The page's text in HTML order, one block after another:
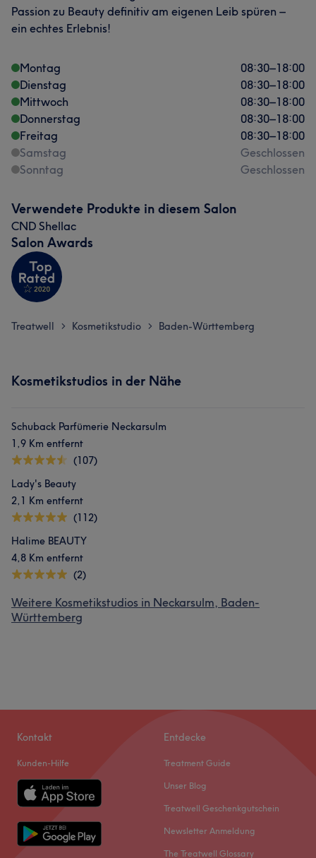
Passion zu Beauty definitiv am eigenen Leib spüren –
ein echtes Erlebnis!
Montag 08:30–18:00
Dienstag
08:30–18:00
Mittwoch
08:30–18:00
Donnerstag
08:30–18:00
Freitag
08:30–18:00
Samstag
Geschlossen
Sonntag
Geschlossen
Verwendete Produkte in diesem Salon
CND Shellac
Salon Awards
Treatwell > Kosmetikstudio > Baden-Württemberg
Kosmetikstudios in der Nähe
Schuback Parfümerie Neckarsulm
1,9 Km entfernt
(107)
Lady's Beauty
2,1 Km entfernt
(112)
Halime BEAUTY
4,8 Km entfernt
(2)
Weitere Kosmetikstudios in Neckarsulm, Baden-
Württemberg
Kontakt
Kunden-Hilfe
Entdecke
Treatment Guide
Unser Blog
Treatwell Geschenkgutschein
Newsletter Anmeldung
The Treatwell Glossary